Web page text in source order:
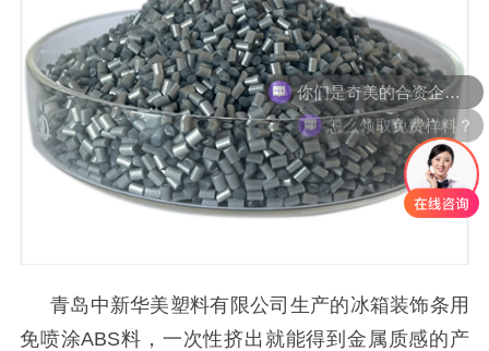
青岛中新华美塑料有限公司生产的冰箱装饰条用
免喷涂ABS料， 一次性挤出 就能得到金属质感的产
怎么领取免费样料？
你们是奇美的合资企业吗